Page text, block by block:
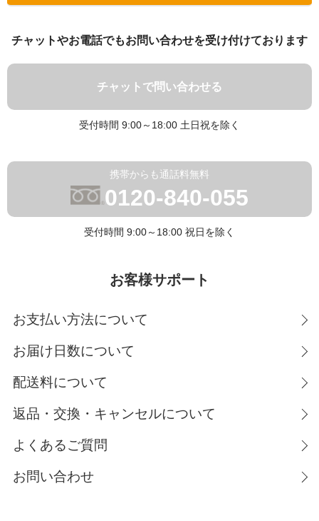
チャットやお電話でもお問い合わせを受け付けております
チャットで問い合わせる
受付時間 9:00～18:00 土日祝を除く
携帯からも通話料無料
0120-840-055
受付時間 9:00～18:00 祝日を除く
お客様サポート
お支払い方法について
お届け日数について
配送料について
返品・交換・キャンセルについて
よくあるご質問
お問い合わせ